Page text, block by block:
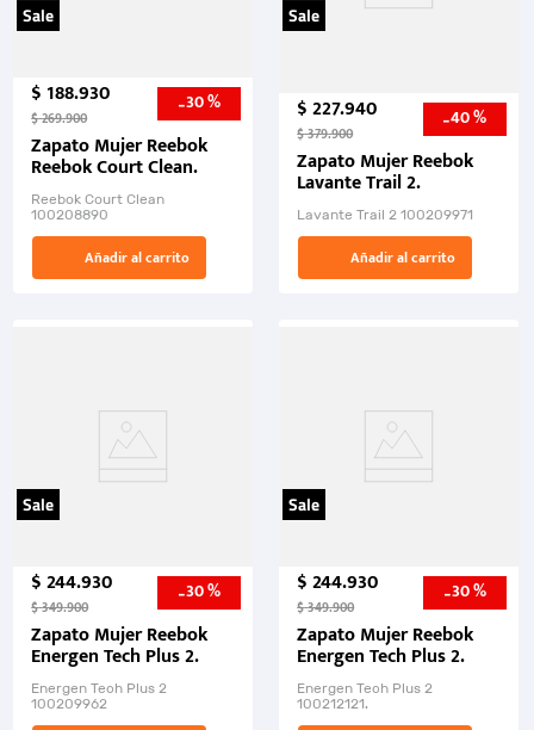
Sale
$188.930
$269.900
-30 %
Zapato Mujer Reebok
Reebok Court Clean.
Reebok Court Clean
100208890
Añadir al carrito
Sale
$227.940
$379.900
-40 %
Zapato Mujer Reebok
Lavante Trail 2.
Lavante Trail 2 100209971
Añadir al carrito
Sale
$244.930
$349.900
-30 %
Zapato Mujer Reebok
Energen Tech Plus 2.
Energen Tech Plus 2
100209962
Sale
$244.930
$349.900
-30 %
Zapato Mujer Reebok
Energen Tech Plus 2.
Energen Tech Plus 2
100212121.